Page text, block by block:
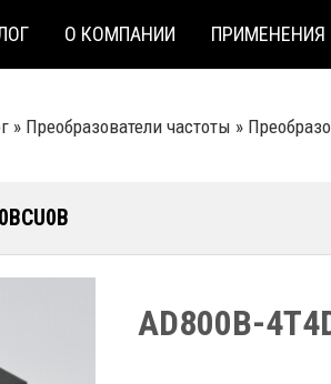
О КОМПАНИИ ПРИМЕНЕНИЯ
» Преобразователи частоты »
AD800B-